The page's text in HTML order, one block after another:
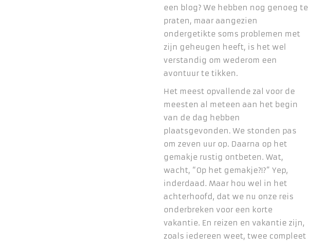
een blog? We hebben nog genoeg te
praten, maar aangezien
ondergetikte soms problemen met
zijn geheugen heeft, is het wel
verstandig om wederom een
avontuur te tikken.
Het meest opvallende zal voor de
meesten al meteen aan het begin
van de dag hebben
plaatsgevonden. We stonden pas
om zeven uur op. Daarna op het
gemakje rustig ontbeten. Wat,
wacht, “Op het gemakje?!?” Yep,
inderdaad. Maar hou wel in het
achterhoofd, dat we nu onze reis
onderbreken voor een korte
vakantie. En reizen en vakantie zijn,
zoals iedereen weet, twee compleet